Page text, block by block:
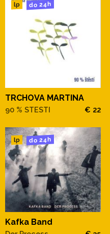
lp do 24h
TRCHOVA MARTINA
90 % STESTI € 22
lp do 24h
Kafka Band